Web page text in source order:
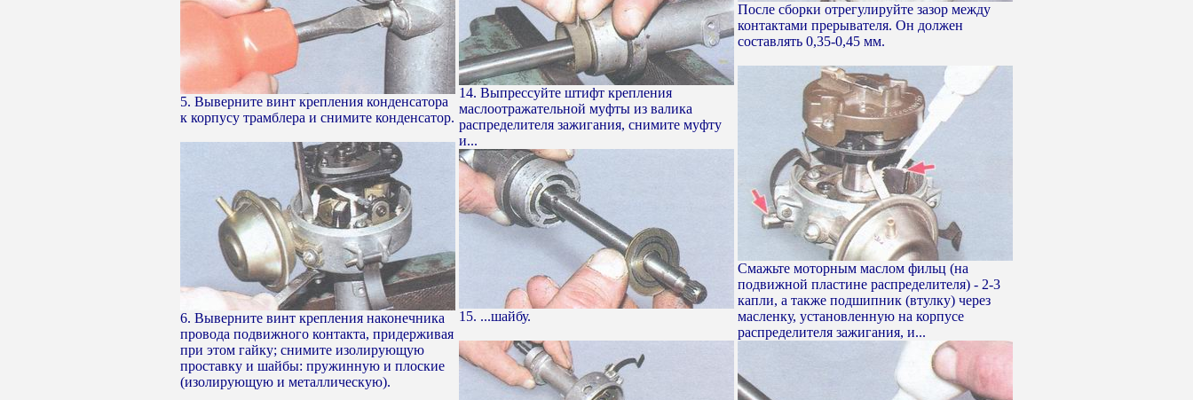
5. Выверните винт крепления конденсатора
к корпусу трамблера и снимите конденсатор.
6. Выверните винт крепления наконечника
провода подвижного контакта, придерживая
при этом гайку; снимите изолирующую
проставку и шайбы: пружинную и плоские
(изолирующую и металлическую).
14. Выпрессуйте штифт крепления
маслоотражательной муфты из валика
распределителя зажигания, снимите муфту
и...
15. ...шайбу.
После сборки отрегулируйте зазор между
контактами прерывателя. Он должен
составлять 0,35-0,45 мм.
Смажьте моторным маслом фильц (на
подвижной пластине распределителя) - 2-3
капли, а также подшипник (втулку) через
масленку, установленную на корпусе
распределителя зажигания, и...